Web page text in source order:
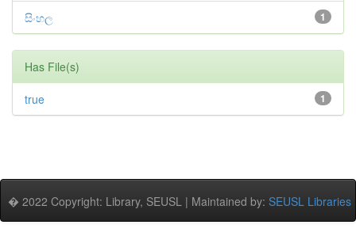
1
සිංහල
Has File(s)
1
true
� 2022 Copyright: Library, SEUSL | Maintained by: SEUSL Libraries